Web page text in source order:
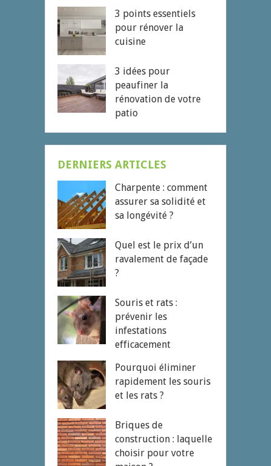
3 points essentiels
pour rénover la
cuisine
3 idées pour
peaufiner la
rénovation de votre
patio
DERNIERS ARTICLES
Charpente : comment
assurer sa solidité et
sa longévité ?
Quel est le prix d’un
ravalement de façade
?
Souris et rats :
prévenir les
infestations
efficacement
Pourquoi éliminer
rapidement les souris
et les rats ?
Briques de
construction : laquelle
choisir pour votre